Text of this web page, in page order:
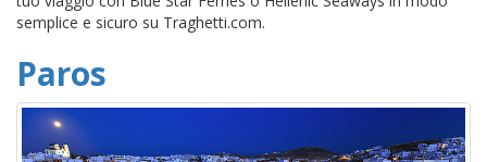
semplice e sicuro su Traghetti.com.
Paros